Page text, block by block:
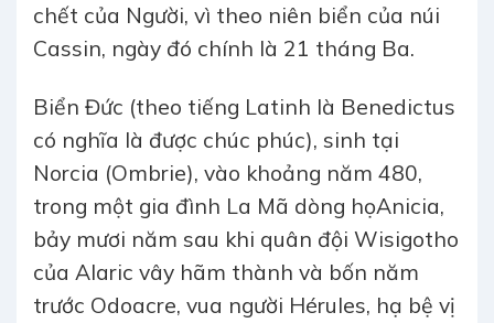
chết của Người, vì theo niên biển của núi
Cassin, ngày đó chính là 21 tháng Ba.
Biển Đức (theo tiếng Latinh là Benedictus
có nghĩa là được chúc phúc), sinh tại
Norcia (Ombrie), vào khoảng năm 480,
trong một gia đình La Mã dòng họAnicia,
bảy mươi năm sau khi quân đội Wisigotho
của Alaric vây hãm thành và bốn năm
trước Odoacre, vua người Hérules, hạ bệ vị